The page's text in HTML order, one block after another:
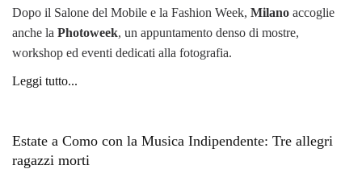
Dopo il Salone del Mobile e la Fashion Week, Milano accoglie
anche la Photoweek, un appuntamento denso di mostre,
workshop ed eventi dedicati alla fotografia.
Leggi tutto...
Estate a Como con la Musica Indipendente: Tre allegri
ragazzi morti